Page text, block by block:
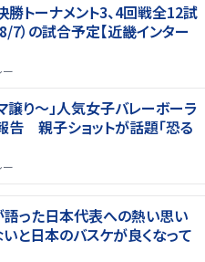
勝トーナメント3、4回戦全12試
7）の試合予定【近畿インター
ー
譲り～」人気女子バレーボーラ
親子ショットが話題「恐る
ー
語った日本代表への熱い思い
いと日本のバスケが良くなって